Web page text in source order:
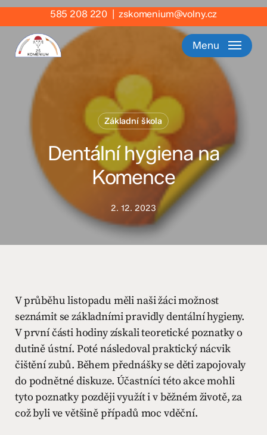
Skip
content
585 208 220 |zskomenium@volny.cz
Menu
Základní škola
Dentální hygiena na
Komence
2. 12. 2023
V průběhu listopadu měli naši žáci možnost
seznámit se základními pravidly dentální hygieny.
V první části hodiny získali teoretické poznatky o
dutině ústní. Poté následoval praktický nácvik
čištění zubů. Během přednášky se děti zapojovaly
do podnětné diskuze. Účastníci této akce mohli
tyto poznatky později využít i v běžném životě, za
což byli ve většině případů moc vděční.